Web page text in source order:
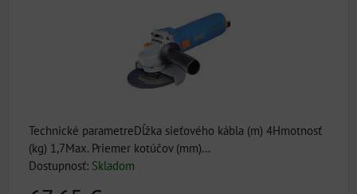
Technické parametreDĺžka sieťového kábla (m) 4Hmotnosť
(kg) 1,7Max. Priemer kotúčov (mm)...
Dostupnosť: Skladom